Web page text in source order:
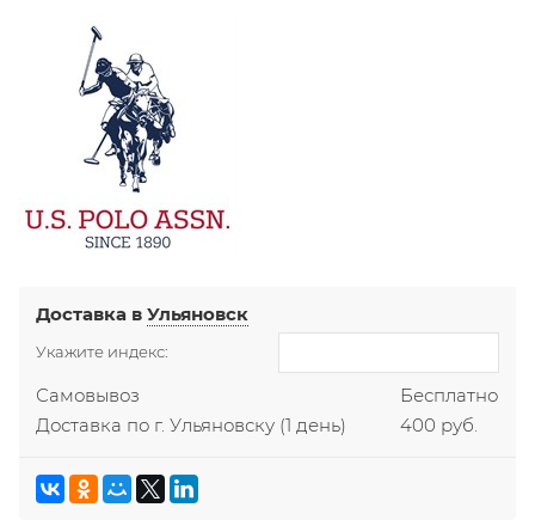
Доставка вУльяновск
Укажите индекс:
Самовывоз
Бесплатно
Доставка по г. Ульяновску (1 день) 400 руб.